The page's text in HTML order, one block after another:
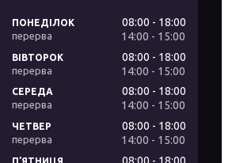
ПОНЕДІЛОК 08:00
18:00
14:00
15:00
ВІВТОРОК 08:00
18:00
14:00
15:00
СЕРЕДА 08:00
18:00
14:00
15:00
ЧЕТВЕР 08:00
18:00
14:00
15:00
ПʼЯТНИЦЯ